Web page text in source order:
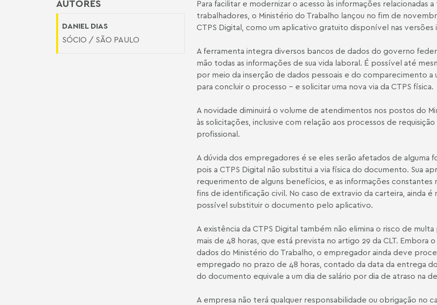
AUTORES
DANIEL DIAS
SÓCIO / SÃO PAULO
Para facilitar e modernizar o acesso às informações relacionadas
trabalhadores, o Ministério do Trabalho lançou no fim de
CTPS Digital, como um aplicativo gratuito disponível nas versões
A ferramenta integra diversos bancos de dados do governo
mão todas as informações de sua vida laboral. É possível até
por meio da inserção de dados pessoais e do comparecimento
para concluir o processo – e solicitar uma nova via da CTPS física.
A novidade diminuirá o volume de atendimentos nos postos do
às solicitações, inclusive com relação aos processos de
profissional.
A dúvida dos empregadores é se eles serão afetados de alguma
pois a CTPS Digital não substitui a via física do documento. Sua
requerimento de alguns benefícios, e as informações
fins de identificação civil. No caso de extravio da carteira, ainda é
possível substituir o documento pelo aplicativo.
A existência da CTPS Digital também não elimina o risco de
mais de 48 horas, que está prevista no artigo 29 da CLT.
dados do Ministério do Trabalho, o empregador ainda deve
empregado no prazo de 48 horas, contado da data da entrega
do documento equivale a um dia de salário por dia de atraso na
A empresa não terá qualquer responsabilidade ou obrigação no